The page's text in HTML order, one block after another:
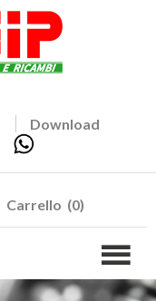
Download
Carrello (0)